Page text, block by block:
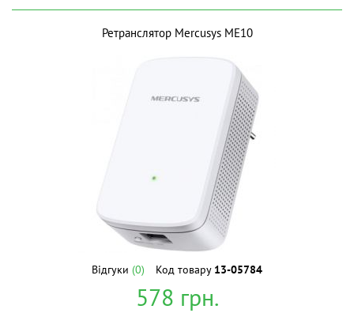
Ретранслятор Mercusys ME10
Відгуки (0) Код товару 13-05784
578 грн.